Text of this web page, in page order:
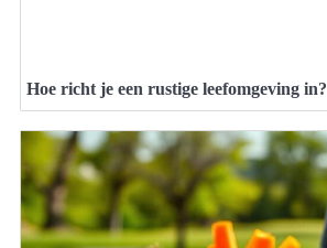
Hoe richt je een rustige leefomgeving in?